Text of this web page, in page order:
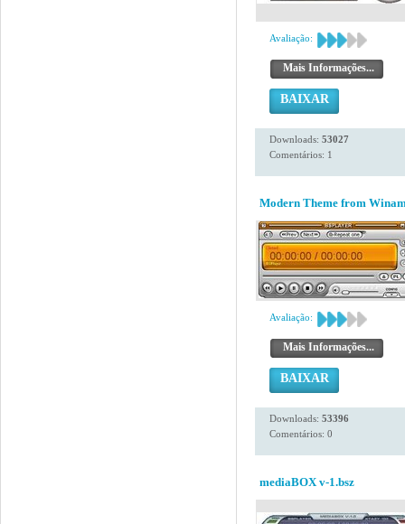
Avaliação:
Mais Informações...
BAIXAR
Downloads: 53027
Comentários: 1
Modern Theme from
Avaliação:
Mais Informações...
BAIXAR
Downloads: 53396
Comentários: 0
mediaBOX v-1.bsz